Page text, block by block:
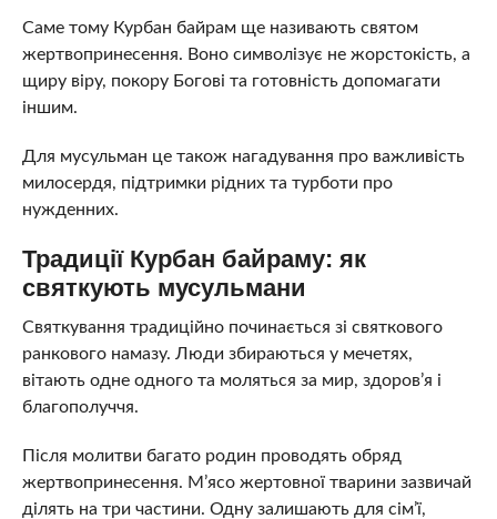
Саме тому Курбан байрам ще називають святом
жертвопринесення. Воно символізує не жорстокість, а
щиру віру, покору Богові та готовність допомагати
іншим.
Для мусульман це також нагадування про важливість
милосердя, підтримки рідних та турботи про
нужденних.
Традиції Курбан байраму: як
святкують мусульмани
Святкування традиційно починається зі святкового
ранкового намазу. Люди збираються у мечетях,
вітають одне одного та моляться за мир, здоров’я і
благополуччя.
Після молитви багато родин проводять обряд
жертвопринесення. М’ясо жертовної тварини зазвичай
ділять на три частини. Одну залишають для сім’ї,